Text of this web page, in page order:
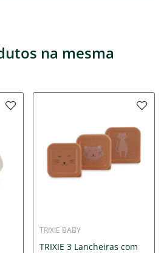
na mesma
TRIXIE BABY
TRIXIE 3 Lancheiras com